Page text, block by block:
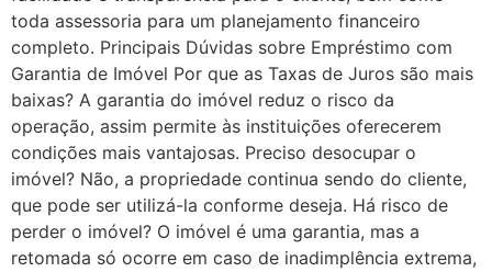
toda assessoria para um planejamento financeiro
completo. Principais Dúvidas sobre Empréstimo com
Garantia de Imóvel Por que as Taxas de Juros são mais
baixas? A garantia do imóvel reduz o risco da
operação, assim permite às instituições oferecerem
condições mais vantajosas. Preciso desocupar o
imóvel? Não, a propriedade continua sendo do cliente,
que pode ser utilizá-la conforme deseja. Há risco de
perder o imóvel? O imóvel é uma garantia, mas a
retomada só ocorre em caso de inadimplência extrema,